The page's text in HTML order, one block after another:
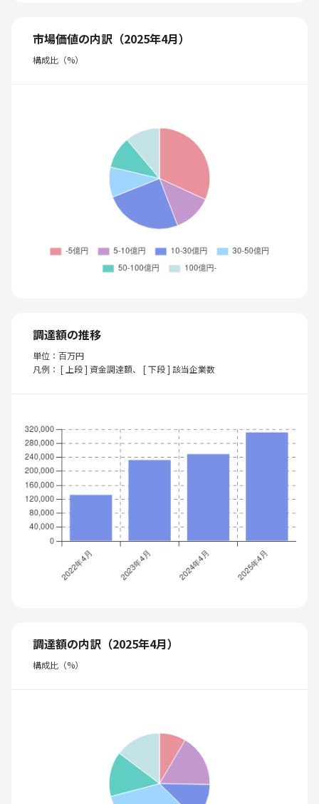
市場価値の内訳（2025年4月）
構成比（%）
調達額の推移
単位：百万円
凡例： [ 上段 ] 資金調達額、 [ 下段 ] 該当企業数
調達額の内訳（2025年4月）
構成比（%）